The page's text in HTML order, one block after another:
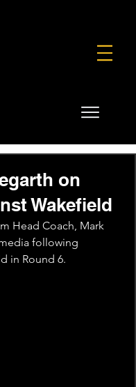
on
Wakefield
Head Coach, Mark
following
in Round 6.